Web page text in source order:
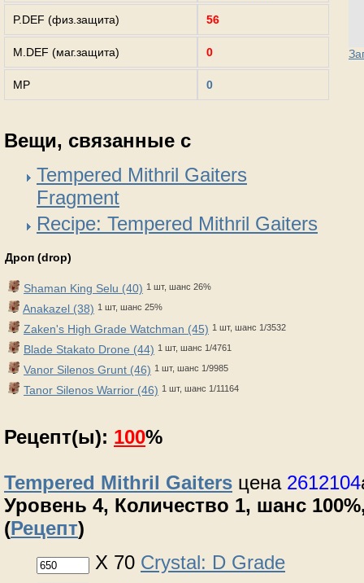
P.DEF (физ.защита) 56
M.DEF (маг.защита) 0
MP 0
Вещи, связанные с
Tempered Mithril Gaiters
Fragment
Recipe: Tempered Mithril Gaiters
Дроп (drop)
Shaman King Selu (40) 1 шт, шанс 26%
Anakazel (38) 1 шт, шанс 25%
Zaken's High Grade Watchman (45) 1 шт, шанс 1/3532
Blade Stakato Drone (44) 1 шт, шанс 1/4761
Vanor Silenos Grunt (46) 1 шт, шанс 1/9985
Tanor Silenos Warrior (46) 1 шт, шанс 1/11164
Рецепт(ы): 100%
Tempered Mithril Gaiters цена 2612104
Уровень 4, Количество 1, шанс
(Рецепт)
X 70 Crystal: D Grade